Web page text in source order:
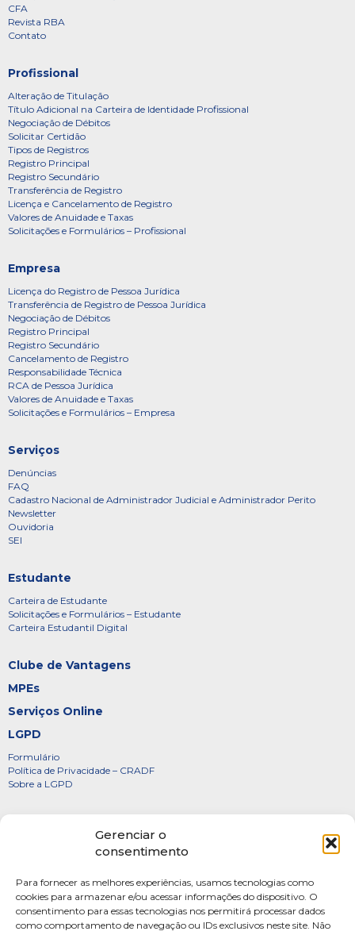
Gerenciar o
consentimento
Para fornecer as melhores experiências, usamos tecnologias como
cookies para armazenar e/ou acessar informações do dispositivo. O
consentimento para essas tecnologias nos permitirá processar dados
como comportamento de navegação ou IDs exclusivos neste site. Não
CFA
Revista RBA
Contato
Profissional
Alteração de Titulação
Título Adicional na Carteira de Identidade Profissional
Negociação de Débitos
Solicitar Certidão
Tipos de Registros
Registro Principal
Registro Secundário
Transferência de Registro
Licença e Cancelamento de Registro
Valores de Anuidade e Taxas
Solicitações e Formulários – Profissional
Empresa
Licença do Registro de Pessoa Jurídica
Transferência de Registro de Pessoa Jurídica
Negociação de Débitos
Registro Principal
Registro Secundário
Cancelamento de Registro
Responsabilidade Técnica
RCA de Pessoa Jurídica
Valores de Anuidade e Taxas
Solicitações e Formulários – Empresa
Serviços
Denúncias
FAQ
Cadastro Nacional de Administrador Judicial e Administrador Perito
Newsletter
Ouvidoria
SEI
Estudante
Carteira de Estudante
Solicitações e Formulários – Estudante
Carteira Estudantil Digital
Clube de Vantagens
MPEs
Serviços Online
LGPD
Formulário
Política de Privacidade – CRADF
Sobre a LGPD
Diretoria
FOTOS